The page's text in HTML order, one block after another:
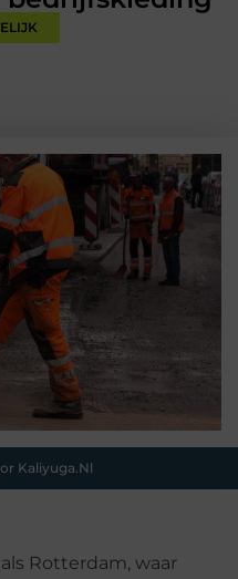
Kaliyuga.nl
Rotterdam, waar